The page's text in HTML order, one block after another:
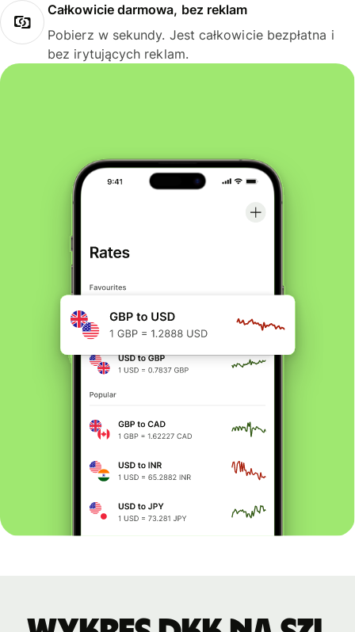
Całkowicie darmowa, bez reklam
Pobierz w sekundy. Jest całkowicie bezpłatna i
bez irytujących reklam.